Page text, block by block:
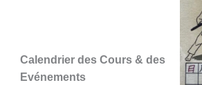
Calendrier des Cours & des
Evénements